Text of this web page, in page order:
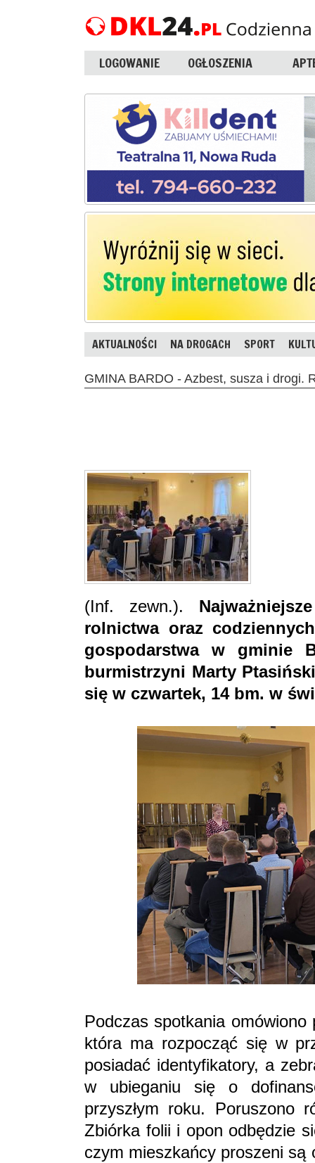
LOGOWANIE OGŁOSZENIA
AKTUALNOŚCI NA DROGACH SPORT
GMINA BARDO - Azbest, susza i drogi.
(Inf. zewn.).
rolnictwa oraz
gospodarstwa w gminie
burmistrzyni Marty
się w czwartek, 14 bm. w
Podczas spotkania
która ma rozpocząć się w
posiadać identyfikatory, a
w ubieganiu się o
przyszłym roku. Poruszono
Zbiórka folii i opon odbędzie
czym mieszkańcy proszeni są